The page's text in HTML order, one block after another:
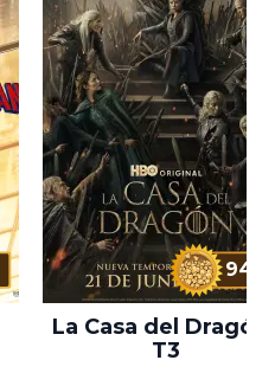
94%
La Casa del Dragón
T3